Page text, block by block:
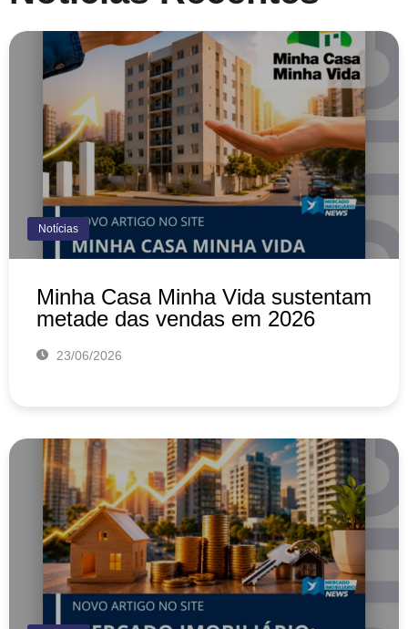
Notícias
Minha Casa Minha Vida sustentam
metade das vendas em 2026
23/06/2026